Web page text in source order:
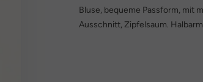
Bluse, bequeme Passform, mit
Ausschnitt, Zipfelsaum.